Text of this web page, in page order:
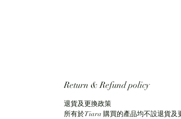
Return & Refund policy
退貨及更換政策
所有於Tiara 購買的產品均不設退貨